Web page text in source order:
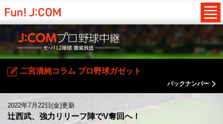
二宮清純コラム プロ野球ガゼット
バックナンバー
2022年7月22日(金)更新
辻西武、強力リリーフ陣でV奪回へ！